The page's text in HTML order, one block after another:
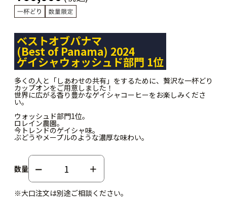
ベストオブパナマ
(Best of Panama) 2024
ゲイシャウォッシュド部門 1位
多くの人と「しあわせの共有」をするために、贅沢な一杯どり
カップオンをご用意しました！
世界に広がる香り豊かなゲイシャコーヒーをお楽しみくださ
い。
ウォッシュド部門1位。
ロレイン農園。
今トレンドのゲイシャ味。
ぶどうやメープルのような濃厚な味わい。
数量
※大口注文は別途ご相談ください。